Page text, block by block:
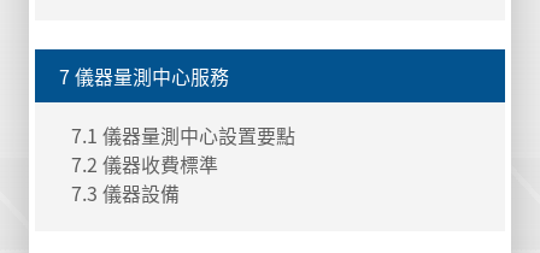
7 儀器量測中心服務
7.1 儀器量測中心設置要點
7.2 儀器收費標準
7.3 儀器設備